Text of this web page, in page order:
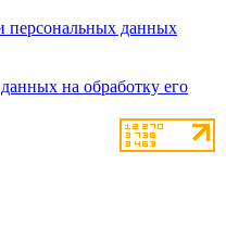
персональных данных
на обработку его